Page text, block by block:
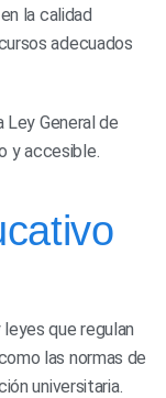
la calidad
adecuados
General de
y accesible.
que regulan
las normas de
universitaria.